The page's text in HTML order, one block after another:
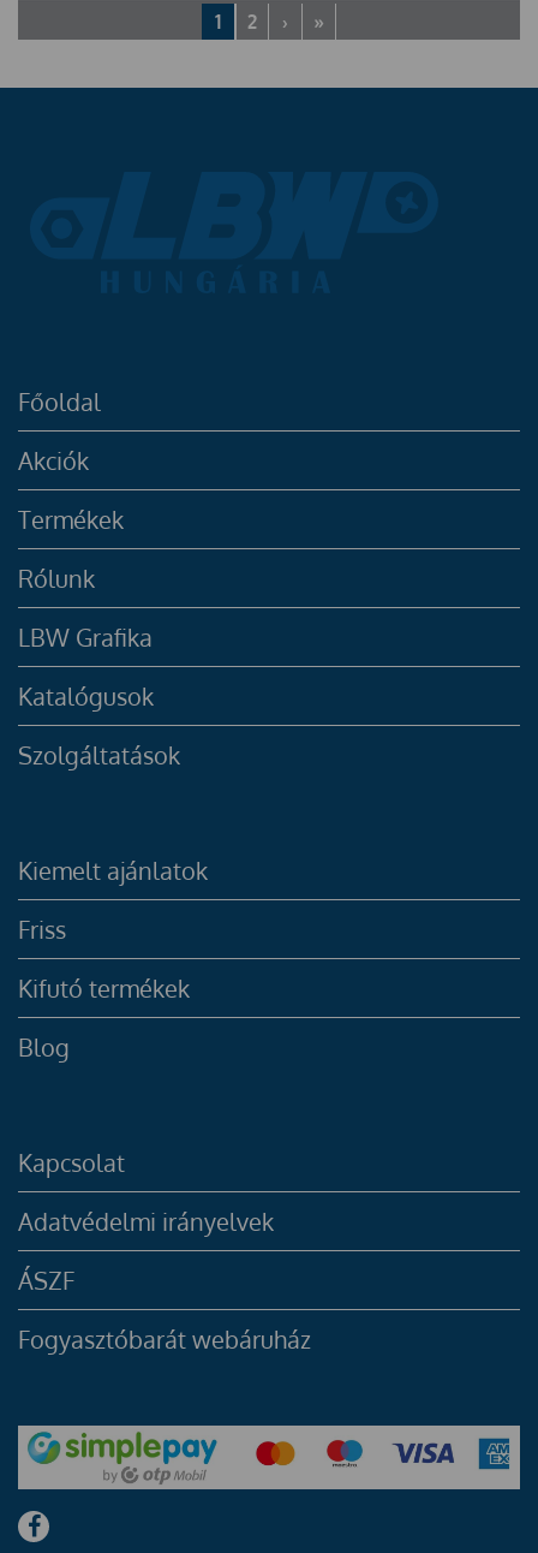
1 2 › »
Főoldal
Akciók
Termékek
Rólunk
LBW Grafika
Katalógusok
Szolgáltatások
Kiemelt ajánlatok
Friss
Kifutó termékek
Blog
Kapcsolat
Adatvédelmi irányelvek
ÁSZF
Fogyasztóbarát webáruház